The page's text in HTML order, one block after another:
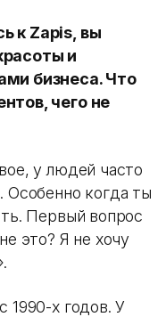
к Zapis, вы
и
бизнеса. Что
чего не
у людей часто
Особенно когда ты
Первый вопрос
это? Я не хочу
1990-х годов. У